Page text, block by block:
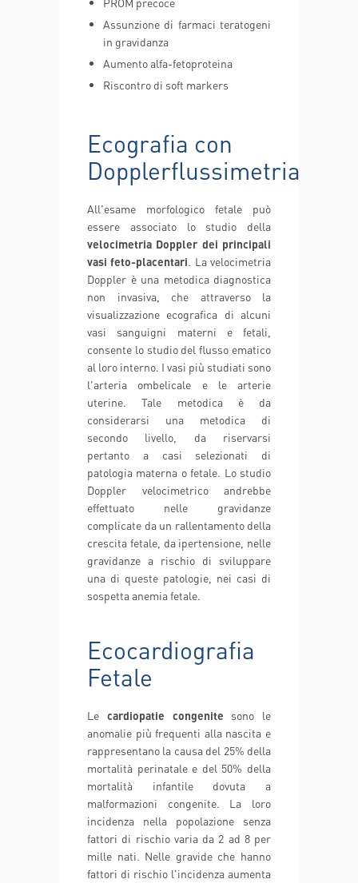
Assunzione di farmaci teratogeni
in gravidanza
Aumento alfa-fetoproteina
Riscontro di soft markers
Ecografia con
Dopplerflussimetria
All'esame morfologico fetale può
essere associato lo studio della
velocimetria Doppler dei principali
vasi feto-placentari. La velocimetria
Doppler è una metodica diagnostica
non invasiva, che attraverso la
visualizzazione ecografica di alcuni
vasi sanguigni materni e fetali,
consente lo studio del flusso ematico
al loro interno. I vasi più studiati sono
l'arteria ombelicale e le arterie
uterine. Tale metodica è da
considerarsi una metodica di
secondo livello, da riservarsi
pertanto a casi selezionati di
patologia materna o fetale. Lo studio
Doppler velocimetrico andrebbe
effettuato nelle gravidanze
complicate da un rallentamento della
crescita fetale, da ipertensione, nelle
gravidanze a rischio di sviluppare
una di queste patologie, nei casi di
sospetta anemia fetale.
Ecocardiografia
Fetale
Le cardiopatie congenite sono le
anomalie più frequenti alla nascita e
rappresentano la causa del 25% della
mortalità perinatale e del 50% della
mortalità infantile dovuta a
malformazioni congenite. La loro
incidenza nella popolazione senza
fattori di rischio varia da 2 ad 8 per
mille nati. Nelle gravide che hanno
fattori di rischio l'incidenza aumenta